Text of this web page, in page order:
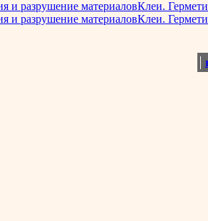
и разрушение материаловКлеи.
и разрушение материаловКлеи.